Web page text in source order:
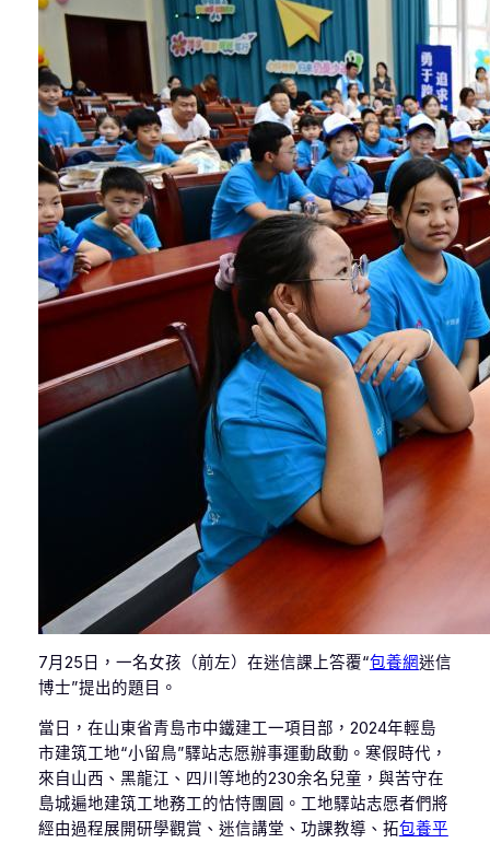
7月25日，一名女孩（前左）在迷信課上答覆“包養網迷信
博士”提出的題目。
當日，在山東省青島市中鐵建工一項目部，2024年輕島
市建筑工地“小留鳥”驛站志愿辦事運動啟動。寒假時代，
來自山西、黑龍江、四川等地的230余名兒童，與苦守在
島城遍地建筑工地務工的怙恃團圓。工地驛站志愿者們將
經由過程展開研學觀賞、迷信講堂、功課教導、拓包養平